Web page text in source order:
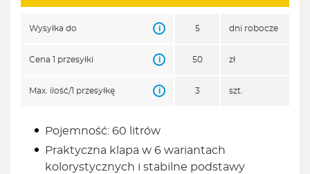
Wysyłka do i 5 dni robocze
Cena 1 przesyłki i 50 zł
Max. ilość/1 przesyłkę i 3 szt.
Pojemność: 60 litrów
Praktyczna klapa w 6 wariantach
kolorystycznych i stabilne podstawy